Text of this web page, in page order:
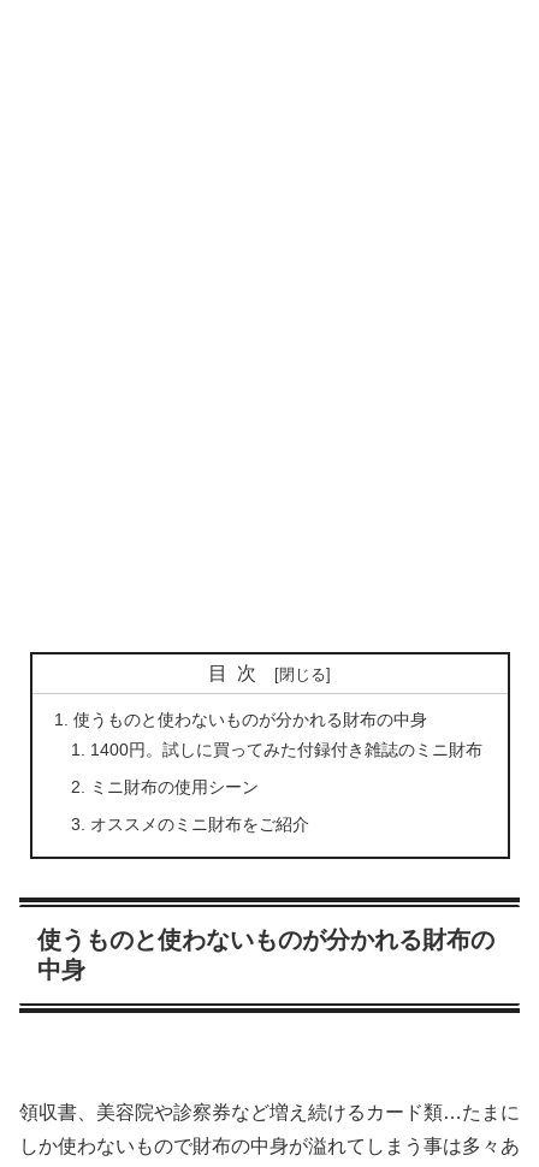
目次
使うものと使わないものが分かれる財布の中身
1400円。試しに買ってみた付録付き雑誌のミニ財布
ミニ財布の使用シーン
オススメのミニ財布をご紹介
使うものと使わないものが分かれる財布の
中身
領収書、美容院や診察券など増え続けるカード類…たまに
しか使わないもので財布の中身が溢れてしまう事は多々あ